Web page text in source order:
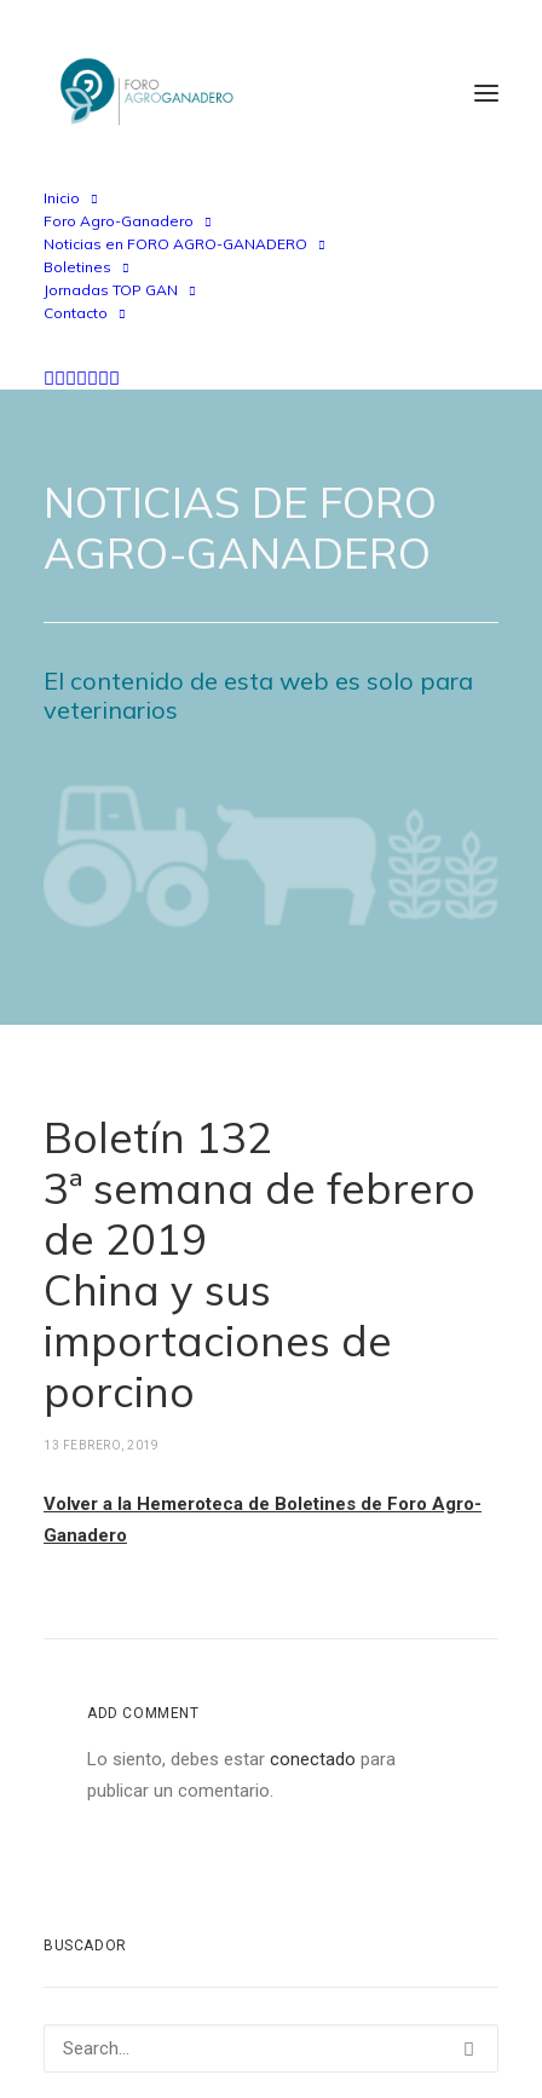
Inicio
Foro Agro-Ganadero
Noticias en FORO AGRO-GANADERO
Boletines
Jornadas TOP GAN
Contacto
NOTICIAS DE FORO
AGRO-GANADERO
El contenido de esta web es solo para
veterinarios
Boletín 132
3ª semana de febrero
de 2019
China y sus
importaciones de
porcino
13 FEBRERO, 2019
Volver a la Hemeroteca de Boletines de Foro Agro-
Ganadero
ADD COMMENT
Lo siento, debes estar conectado para
publicar un comentario.
BUSCADOR